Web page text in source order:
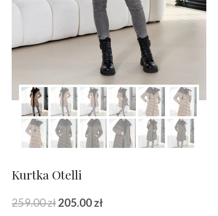
Kurtka Otelli
259.00złPierwotna
205.00zł